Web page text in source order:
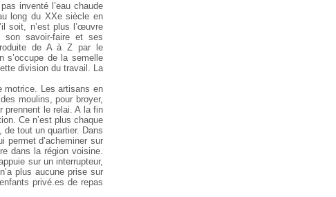
inventé l’eau chaude
long du XXe siècle en
soit, n’est plus l’œuvre
son savoir-faire et ses
de A à Z par le
s’occupe de la semelle
division du travail. La
motrice. Les artisans en
moulins, pour broyer,
prennent le relai. A la fin
Ce n’est plus chaque
de tout un quartier. Dans
permet d’acheminer sur
dans la région voisine.
sur un interrupteur,
plus aucune prise sur
privé.es de repas